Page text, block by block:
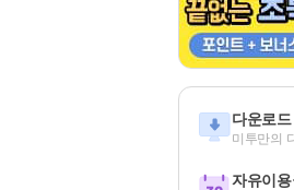
다운로
미투만의
자유이